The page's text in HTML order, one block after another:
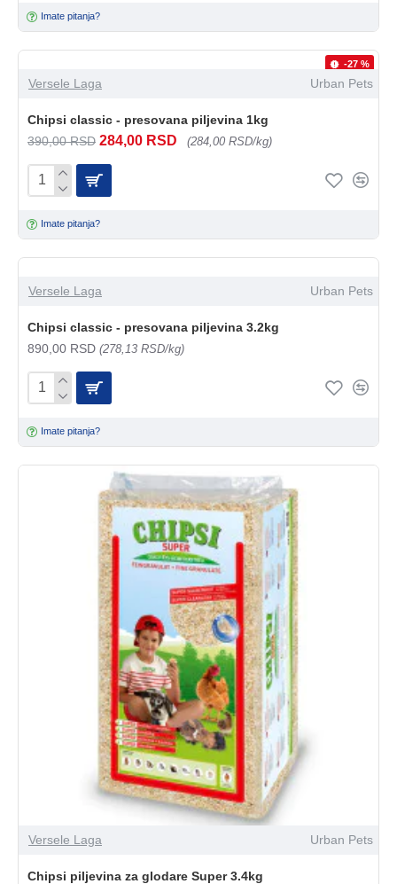
Imate pitanja?
-27 %
Versele Laga Urban Pets
Chipsi classic - presovana piljevina 1kg
390,00 RSD 284,00 RSD (284,00 RSD/kg)
Imate pitanja?
Versele Laga Urban Pets
Chipsi classic - presovana piljevina 3.2kg
890,00 RSD (278,13 RSD/kg)
Imate pitanja?
Versele Laga Urban Pets
Chipsi piljevina za glodare Super 3.4kg